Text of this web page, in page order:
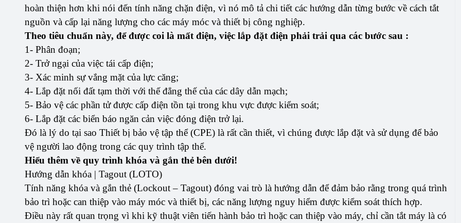
hoàn thiện hơn khi nói đến tính năng chặn điện, vì nó mô tả chi tiết các hướng dẫn từng bước về cách tắt
nguồn và cấp lại năng lượng cho các máy móc và thiết bị công nghiệp.
Theo tiêu chuẩn này, để được coi là mất điện, việc lắp đặt điện phải trải qua các bước sau :
1- Phân đoạn;
2- Trở ngại của việc tái cấp điện;
3- Xác minh sự vắng mặt của lực căng;
4- Lắp đặt nối đất tạm thời với thế đẳng thế của các dây dẫn mạch;
5- Bảo vệ các phần tử được cấp điện tồn tại trong khu vực được kiểm soát;
6- Lắp đặt các biển báo ngăn cản việc đóng điện trở lại.
Đó là lý do tại sao Thiết bị bảo vệ tập thể (CPE) là rất cần thiết, vì chúng được lắp đặt và sử dụng để bảo
vệ người lao động trong các quy trình tập thể.
Hiểu thêm về quy trình khóa và gắn thẻ bên dưới!
Hướng dẫn khóa | Tagout (LOTO)
Tính năng khóa và gắn thẻ (Lockout – Tagout) đóng vai trò là hướng dẫn để đảm bảo rằng trong quá trình
bảo trì hoặc can thiệp vào máy móc và thiết bị, các năng lượng nguy hiểm được kiểm soát thích hợp.
Điều này rất quan trọng vì khi kỹ thuật viên tiến hành bảo trì hoặc can thiệp vào máy, chỉ cần tắt máy là có